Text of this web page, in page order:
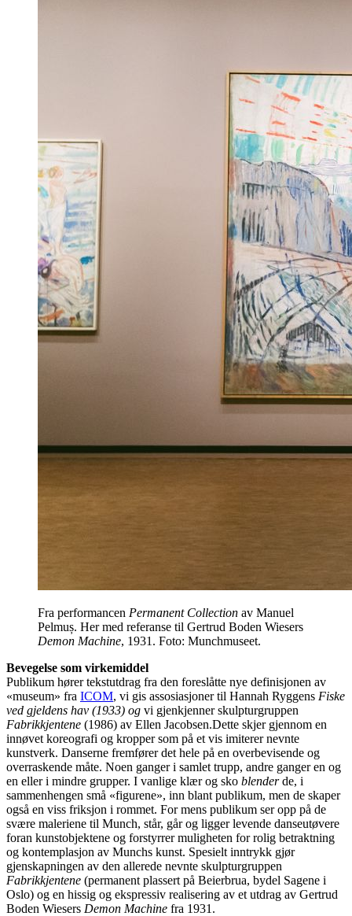
Fra performancen Permanent Collection av Manuel
Pelmuș. Her med referanse til Gertrud Boden Wiesers
Demon Machine, 1931. Foto: Munchmuseet.
Bevegelse som virkemiddel
Publikum hører tekstutdrag fra den foreslåtte nye definisjonen av
«museum» fra ICOM, vi gis assosiasjoner til Hannah Ryggens Fiske
ved gjeldens hav (1933) og vi gjenkjenner skulpturgruppen
Fabrikkjentene (1986) av Ellen Jacobsen.Dette skjer gjennom en
innøvet koreografi og kropper som på et vis imiterer nevnte
kunstverk. Danserne fremfører det hele på en overbevisende og
overraskende måte. Noen ganger i samlet trupp, andre ganger en og
en eller i mindre grupper. I vanlige klær og sko blenderde, i
sammenhengen små «figurene», inn blant publikum, men de skaper
også en viss friksjon i rommet. For mens publikum ser opp på de
svære maleriene til Munch, står, går og ligger levende danseutøvere
foran kunstobjektene og forstyrrer muligheten for rolig betraktning
og kontemplasjon av Munchs kunst. Spesielt inntrykk gjør
gjenskapningen av den allerede nevnte skulpturgruppen
Fabrikkjentene (permanent plassert på Beierbrua, bydel Sagene i
Oslo) og en hissig og ekspressiv realisering av et utdrag av Gertrud
Boden Wiesers Demon Machine fra 1931.